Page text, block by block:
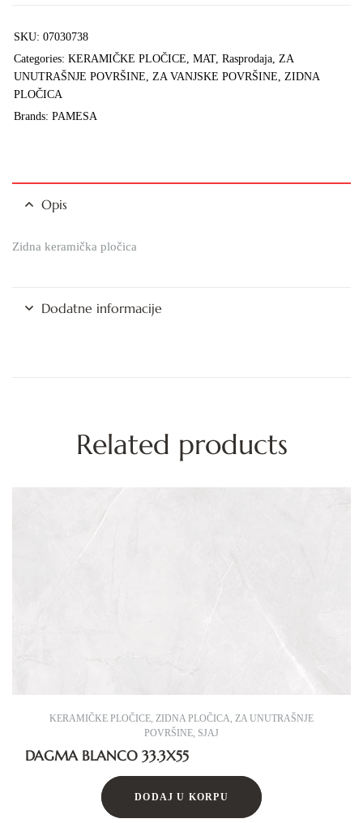
SKU: 07030738
Categories: KERAMIČKE PLOČICE, MAT, Rasprodaja, ZA
UNUTRAŠNJE POVRŠINE, ZA VANJSKE POVRŠINE, ZIDNA
PLOČICA
Brands: PAMESA
Opis
Zidna keramička pločica
Dodatne informacije
Related products
KERAMIČKE PLOČICE ZIDNA PLOČICA ZA UNUTRAŠNJE
POVRŠINE SJAJ
DAGMA BLANCO 33.3X55
DODAJ U KORPU